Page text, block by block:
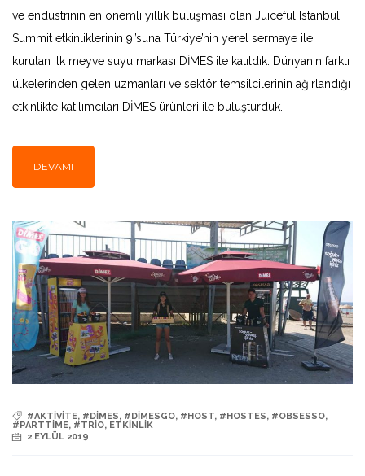
ve endüstrinin en önemli yıllık buluşması olan Juiceful Istanbul
Summit etkinliklerinin 9.’suna Türkiye’nin yerel sermaye ile
kurulan ilk meyve suyu markası DİMES ile katıldık. Dünyanın farklı
ülkelerinden gelen uzmanları ve sektör temsilcilerinin ağırlandığı
etkinlikte katılımcıları DİMES ürünleri ile buluşturduk.
DEVAMI
#AKTIVITE, #DIMES, #DİMESGO, #HOST, #HOSTES, #OBSESSO,
#PARTTIME, #TRIO, ETKINLIK
2 EYLÜL 2019